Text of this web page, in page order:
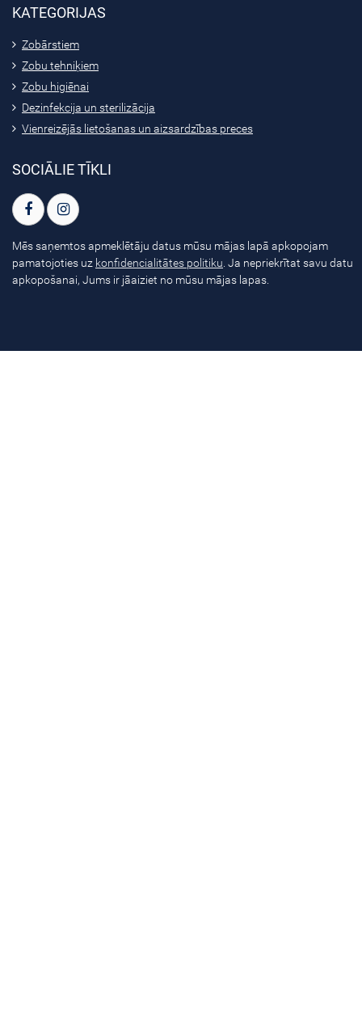
KATEGORIJAS
Zobārstiem
Zobu tehniķiem
Zobu higiēnai
Dezinfekcija un sterilizācija
Vienreizējās lietošanas un aizsardzības preces
SOCIĀLIE TĪKLI
Mēs saņemtos apmeklētāju datus mūsu mājas lapā apkopojam
pamatojoties uz konfidencialitātes politiku . Ja nepriekrītat savu datu
apkopošanai, Jums ir jāaiziet no mūsu mājas lapas.